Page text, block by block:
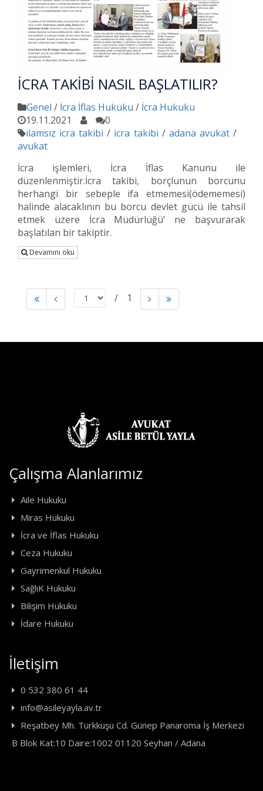
İCRA TAKİBİ NASIL BAŞLATILIR?
Genel / İcra İflas Hukuku / İcra Hukuku
19.11.2021
0
ilamsız icra takibi / icra takibi / adana avukat/
avukat
İcra işlemleri, İcra İflas Kanunu ile
düzenlenmiştir.İcra takibi, borçlunun borcunu
herhangi bir sebeple ifa etmemesi(ödememesi)
halinde alacaklının bu borcu devlet gücü ile tahsil
etmek üzere İcra Müdürlüğü’ ne başvurarak
başlatılan bir takiptir.
Devamını oku
1
Çalışma Alanlarımız
Aile Hukuku
Miras Hukuku
İcra ve İflas Hukuku
Ceza Hukuku
Gayrimenkul Hukuku
SağlıK Hukuku
Bilişim Hukuku
İdare Hukuku
İletişim
0 532 380 61 44
info@asileyayla.av.tr
Reşatbey Mh. Türkkuşu Cd. Günep Panaroma İş Merkezi
B Blok Kat:10 Daire:1002 01120 Seyhan / Adana